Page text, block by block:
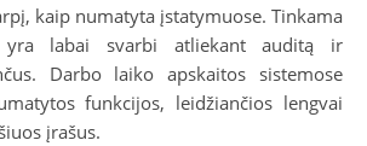
kaip numatyta įstatymuose. Tinkama
yra labai svarbi atliekant auditą ir
Darbo laiko apskaitos sistemose
funkcijos, leidžiančios lengvai
įrašus.